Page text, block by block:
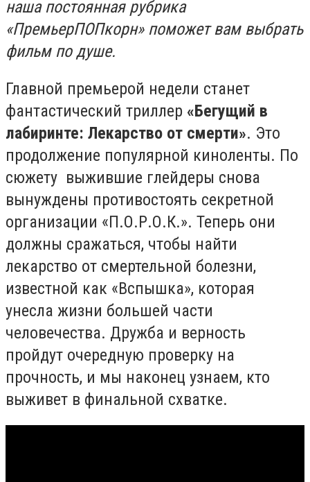
наша постоянная рубрика
«ПремьерПОПкорн» поможет вам выбрать
фильм по душе.
Главной премьерой недели станет
фантастический триллер «Бегущий в
лабиринте: Лекарство от смерти». Это
продолжение популярной киноленты. По
сюжету выжившие глейдеры снова
вынуждены противостоять секретной
организации «П.О.Р.О.К.». Теперь они
должны сражаться, чтобы найти
лекарство от смертельной болезни,
известной как «Вспышка», которая
унесла жизни большей части
человечества. Дружба и верность
пройдут очередную проверку на
прочность, и мы наконец узнаем, кто
выживет в финальной схватке.